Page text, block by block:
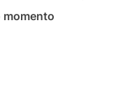
momento